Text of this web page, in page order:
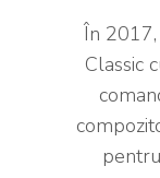
În 2017,
Classic